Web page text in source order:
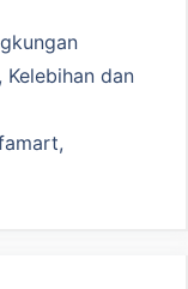
Kelebihan dan